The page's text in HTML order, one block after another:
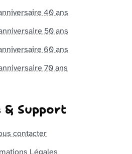
40 ans
50 ans
60 ans
70 ans
& Support
contacter